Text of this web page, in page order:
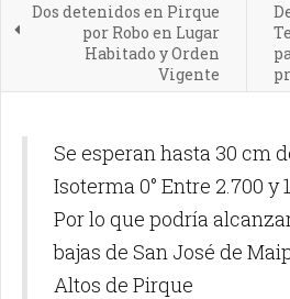
Dos detenidos en Pirque
por Robo en Lugar
Habitado y Orden
Vigente
Se esperan hasta 30 cm
Isoterma 0° Entre 2.700 y
Por lo que podría
bajas de San José de
Altos de Pirque